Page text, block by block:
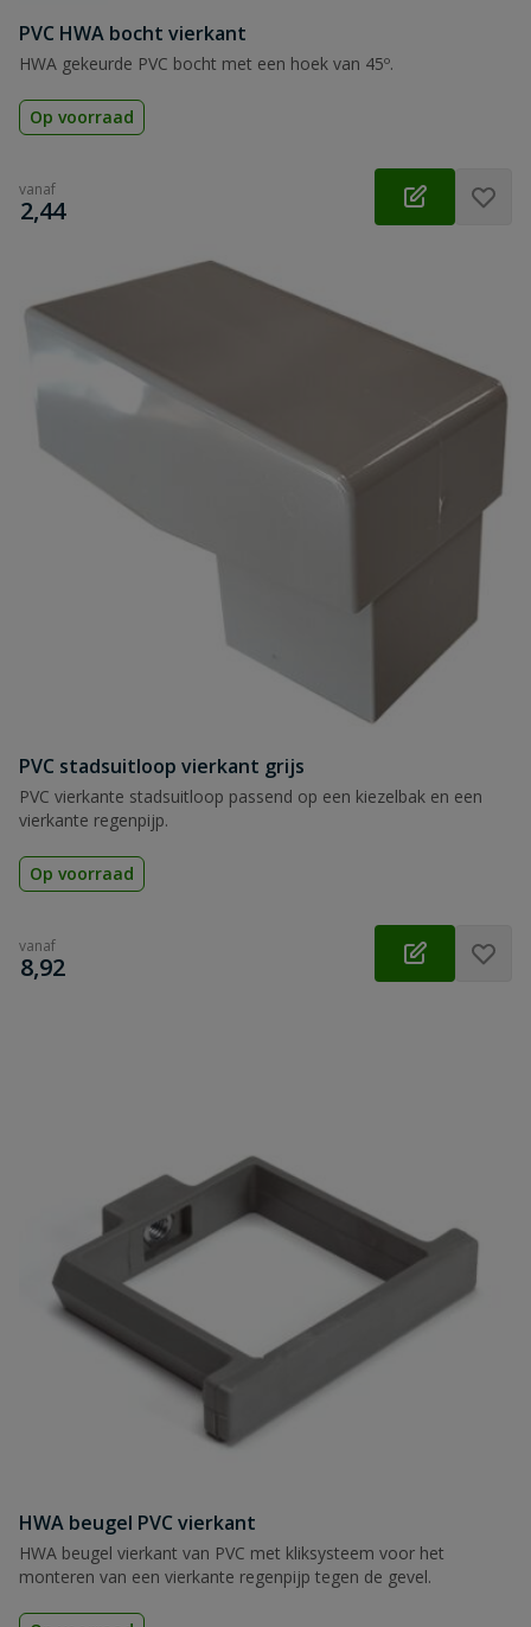
PVC HWA bocht vierkant
HWA gekeurde PVC bocht met een hoek van 45º.
Op voorraad
vanaf
€
2,44
PVC stadsuitloop vierkant grijs
PVC vierkante stadsuitloop passend op een kiezelbak en een
vierkante regenpijp.
Op voorraad
vanaf
€
8,92
HWA beugel PVC vierkant
HWA beugel vierkant van PVC met kliksysteem voor het
monteren van een vierkante regenpijp tegen de gevel.